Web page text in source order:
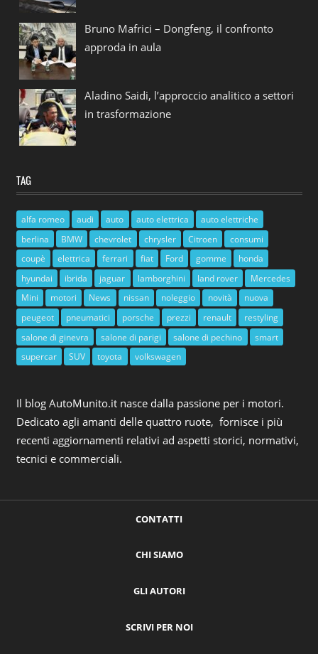
Bruno Mafrici – Dongfeng, il confronto
approda in aula
Aladino Saidi, l’approccio analitico a settori
in trasformazione
TAG
alfa romeo audi auto auto elettrica
auto elettriche
berlina
BMW chevrolet chrysler Citroen
consumi
coupè
elettrica ferrari fiat Ford gomme
honda
hyundai
ibrida jaguar lamborghini land rover
Mercedes
Mini
motori News nissan noleggio novità
nuova
peugeot
pneumatici porsche prezzi renault
restyling
salone di ginevra
salone di parigi salone di pechino
smart
supercar
SUV toyota volkswagen
Il blog AutoMunito.it nasce dalla passione per i motori.
Dedicato agli amanti delle quattro ruote, fornisce i più
recenti aggiornamenti relativi ad aspetti storici, normativi,
tecnici e commerciali.
CONTATTI
CHI SIAMO
GLI AUTORI
SCRIVI PER NOI